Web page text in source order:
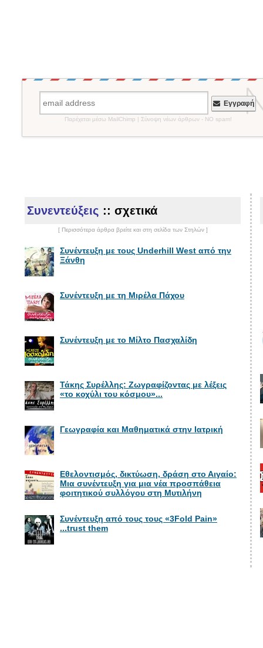
Εγγραφή
Παρέχεται μέσω MailChimp | Σύνοψη νέων άρθρων - NO spam!
Συνεντεύξεις :: σχετικά
[ Περισσότερα άρθρα βρείτε και στη σελίδα των Στηλών ]
Συνέντευξη με τους Underhill West από την
Ξάνθη
Συνέντευξη με τη Μιρέλα Πάχου
Συνέντευξη με το Μίλτο Πασχαλίδη
Τάκης Συρέλλης: Ζωγραφίζοντας με λέξεις
«το κοχύλι του κόσμου»...
Γεωγραφία και Μαθηματικά στην Ιατρική
Εθελοντισμός, δικτύωση, δράση στο Αιγαίο:
Μια συνέντευξη για μια νέα προσπάθεια
φοιτητικού συλλόγου στη Μυτιλήνη
Συνέντευξη από τους τους «3Fold Pain»
...trust them